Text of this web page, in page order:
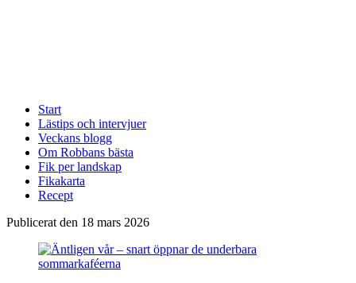
Start
Lästips och intervjuer
Veckans blogg
Om Robbans bästa
Fik per landskap
Fikakarta
Recept
Publicerat den 18 mars 2026